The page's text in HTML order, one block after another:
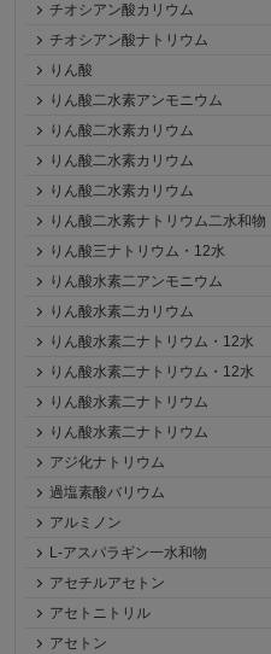
チオシアン酸カリウム
チオシアン酸ナトリウム
りん酸
りん酸二水素アンモニウム
りん酸二水素カリウム
りん酸二水素カリウム
りん酸二水素カリウム
りん酸二水素ナトリウム二水和物
りん酸三ナトリウム・12水
りん酸水素二アンモニウム
りん酸水素二カリウム
りん酸水素二ナトリウム・12水
りん酸水素二ナトリウム・12水
りん酸水素二ナトリウム
りん酸水素二ナトリウム
アジ化ナトリウム
過塩素酸バリウム
アルミノン
L-アスパラギン一水和物
アセチルアセトン
アセトニトリル
アセトン